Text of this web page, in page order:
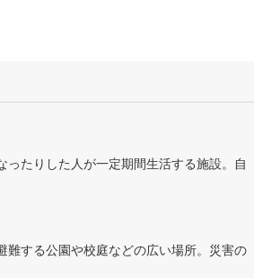
ったりした人が一定期間生活する施設。自
難する公園や校庭などの広い場所。災害の